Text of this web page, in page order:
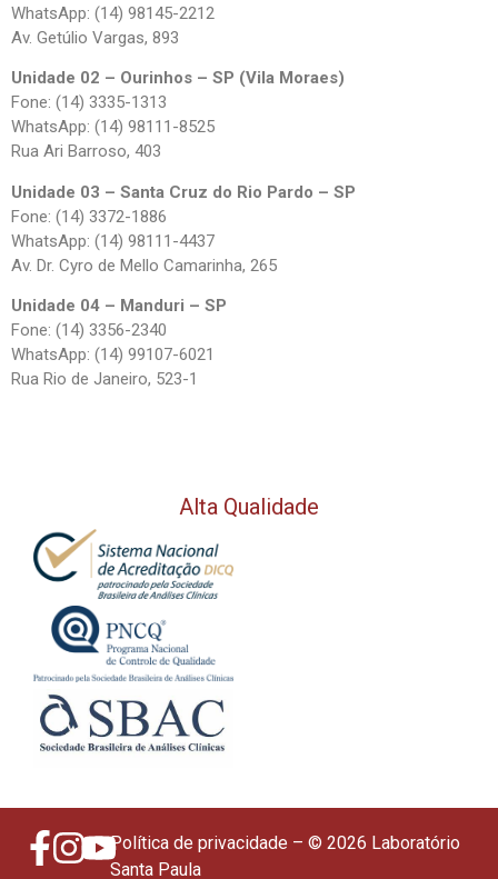
WhatsApp: (14) 98145-2212
Av. Getúlio Vargas, 893
Unidade 02 – Ourinhos – SP (Vila Moraes)
Fone: (14) 3335-1313
WhatsApp: (14) 98111-8525
Rua Ari Barroso, 403
Unidade 03 – Santa Cruz do Rio Pardo – SP
Fone: (14) 3372-1886
WhatsApp: (14) 98111-4437
Av. Dr. Cyro de Mello Camarinha, 265
Unidade 04 – Manduri – SP
Fone: (14) 3356-2340
WhatsApp: (14) 99107-6021
Rua Rio de Janeiro, 523-1
Alta Qualidade
Política de privacidade – © 2026 Laboratório
Santa Paula